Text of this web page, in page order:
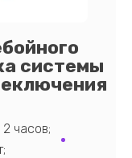
системы
часов;